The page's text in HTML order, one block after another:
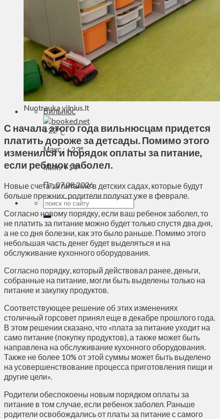
Агроновости
Едим дома
Ищу семью
Духовное пространство
Спорт
Технологии
Энергетика
Вильнюс
+22°C
Макс.: +23°
Мин.:+14°
Пт, 07.08.2026
Nuotrauka vilnius.lt
С начала этого года вильнюсцам придется
платить дороже за детсады. Помимо этого
изменился и порядок оплаты за питание,
если ребенок заболел.
Новые счета за питание в детских садах, которые будут
больше прежних, родители получат уже в феврале.
Согласно новому порядку, если ваш ребенок заболел, то
не платить за питание можно будет только спустя два дня,
а не со дня болезни, как это было раньше. Помимо этого
небольшая часть денег будет выделяться и на
обслуживание кухонного оборудования.
Согласно порядку, который действовал ранее, деньги,
собранные на питание, могли быть выделены только на
питание и закупку продуктов.
Соответствующее решение об этих изменениях
столичный горсовет принял еще в декабре прошлого года.
В этом решении сказано, что «плата за питание уходит на
само питание (покупку продуктов), а также может быть
направлена на обслуживание кухонного оборудования.
Также не более 10% от этой суммы может быть выделено
на усовершенствование процесса приготовления пищи и
другие цели».
Родители обеспокоены новым порядком оплаты за
питание в том случае, если ребенок заболел. Раньше
родители освобождались от платы за питание с самого